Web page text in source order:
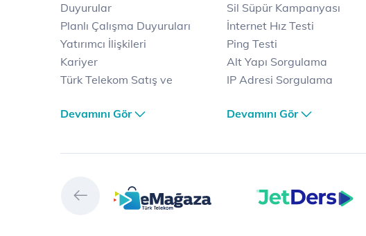
Duyurular
Planlı Çalışma Duyuruları
Yatırımcı İlişkileri
Kariyer
Türk Telekom Satış ve
Türk Telekom Finansal
Türk Telekom Afet Tedbirleri
Prime
Devamını Gör
Sil Süpür Kampanyası
İnternet Hız Testi
Ping Testi
Alt Yapı Sorgulama
IP Adresi Sorgulama
Avantajlı İnternet
Fiber İnternet
İnternet Kampanyaları
Ev Telefonu
Devamını Gör